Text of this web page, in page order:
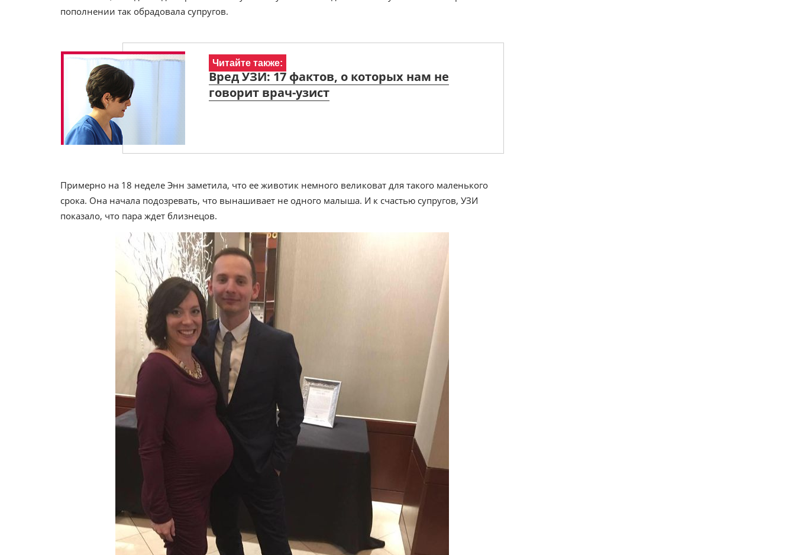
пополнении так обрадовала супругов.
Читайте также:
Вред УЗИ: 17 фактов, о которых нам не
говорит врач-узист
Примерно на 18 неделе Энн заметила, что ее животик немного великоват для такого маленького
срока. Она начала подозревать, что вынашивает не одного малыша. И к счастью супругов, УЗИ
показало, что пара ждет близнецов.